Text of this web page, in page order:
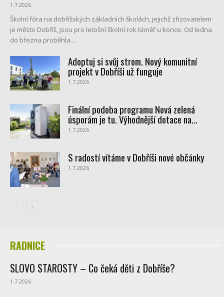
1.7.2026
Školní fóra na dobříšských základních školách, jejichž zřizovatelem
je město Dobříš, jsou pro letošní školní rok téměř u konce. Od ledna
do března proběhla...
Adoptuj si svůj strom. Nový komunitní
projekt v Dobříši už funguje
1.7.2026
Finální podoba programu Nová zelená
úsporám je tu. Výhodnější dotace na...
1.7.2026
S radostí vítáme v Dobříši nové občánky
1.7.2026
RADNICE
SLOVO STAROSTY – Co čeká děti z Dobříše?
1.7.2026